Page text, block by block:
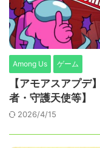
Among Us ゲーム
【アモアスアプデ
者・守護天使等】
2026/4/15